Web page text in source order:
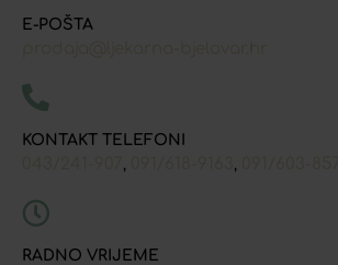
E-POŠTA
KONTAKT TELEFONI
, ,
RADNO VRIJEME